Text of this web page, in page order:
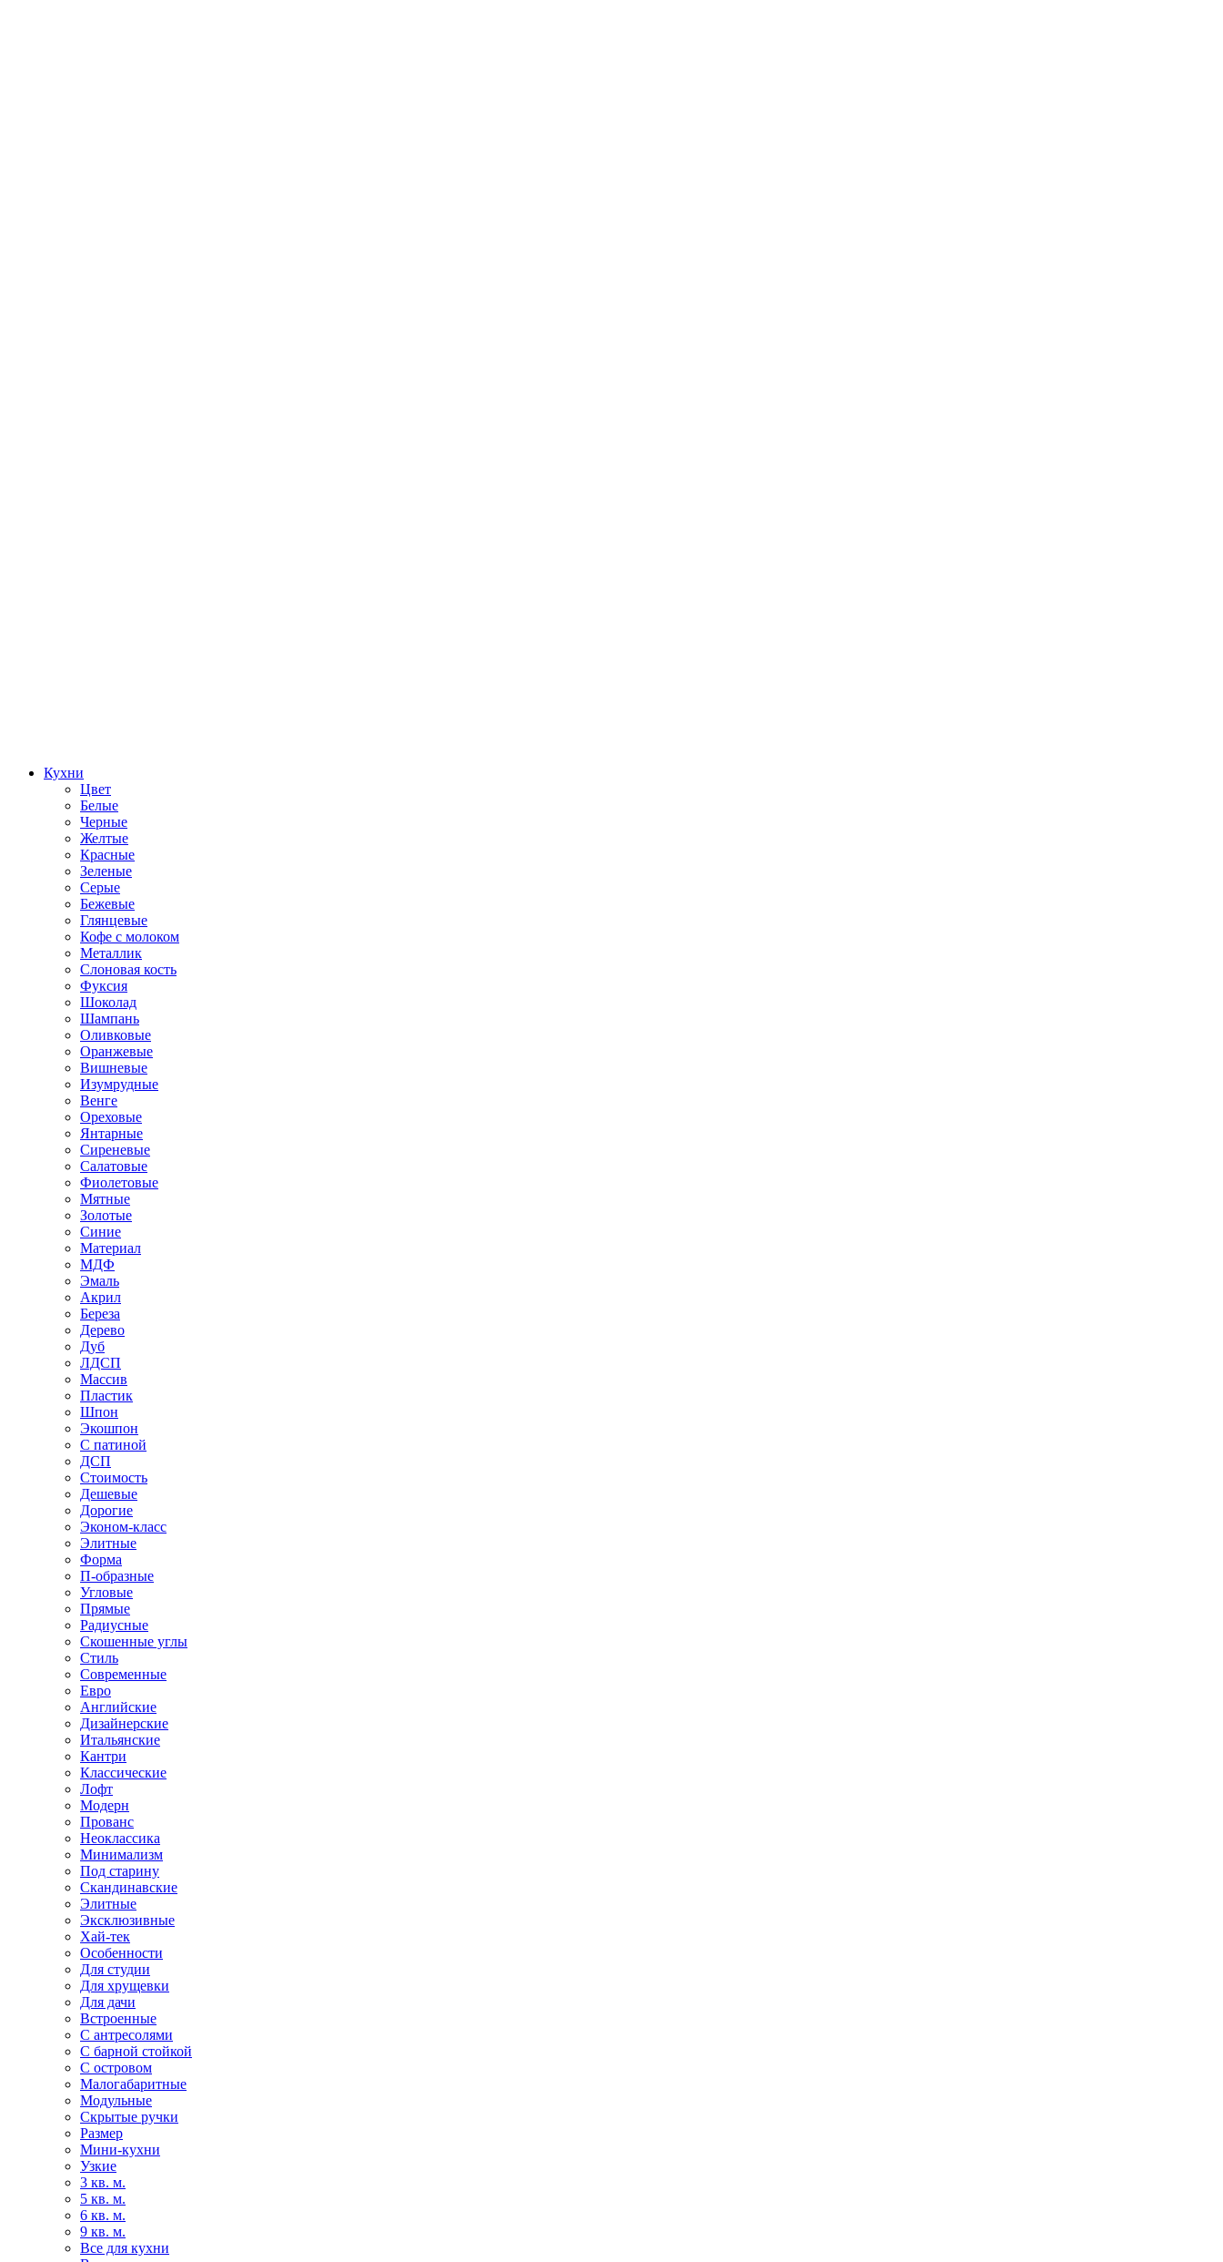
Кухни
Цвет
Белые
Черные
Желтые
Красные
Зеленые
Серые
Бежевые
Глянцевые
Кофе с молоком
Металлик
Слоновая кость
Фуксия
Шоколад
Шампань
Оливковые
Оранжевые
Вишневые
Изумрудные
Венге
Ореховые
Янтарные
Сиреневые
Салатовые
Фиолетовые
Мятные
Золотые
Синие
Материал
МДФ
Эмаль
Акрил
Береза
Дерево
Дуб
ЛДСП
Массив
Пластик
Шпон
Экошпон
С патиной
ДСП
Стоимость
Дешевые
Дорогие
Эконом-класс
Элитные
Форма
П-образные
Угловые
Прямые
Радиусные
Скошенные углы
Стиль
Современные
Евро
Английские
Дизайнерские
Итальянские
Кантри
Классические
Лофт
Модерн
Прованс
Неоклассика
Минимализм
Под старину
Скандинавские
Элитные
Эксклюзивные
Хай-тек
Особенности
Для студии
Для хрущевки
Для дачи
Встроенные
С антресолями
С барной стойкой
С островом
Малогабаритные
Модульные
Скрытые ручки
Размер
Мини-кухни
Узкие
3 кв. м.
5 кв. м.
6 кв. м.
9 кв. м.
Все для кухни